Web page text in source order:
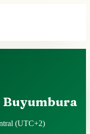
Buyumbura
(UTC+2)